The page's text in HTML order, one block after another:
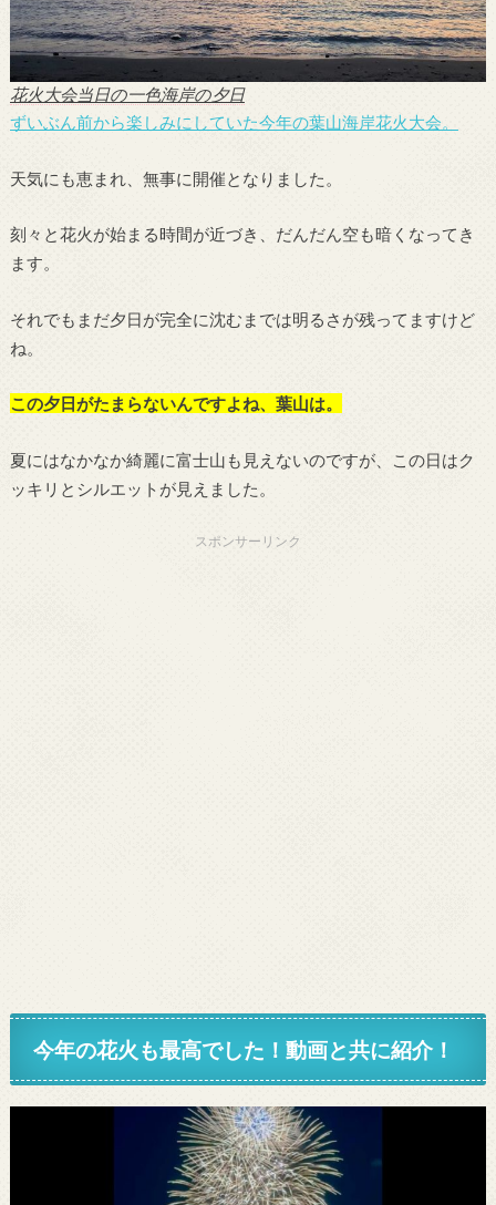
花火大会当日の一色海岸の夕日
ずいぶん前から楽しみにしていた今年の葉山海岸花火大会。
天気にも恵まれ、無事に開催となりました。
刻々と花火が始まる時間が近づき、だんだん空も暗くなってき
ます。
それでもまだ夕日が完全に沈むまでは明るさが残ってますけど
ね。
この夕日がたまらないんですよね、葉山は。
夏にはなかなか綺麗に富士山も見えないのですが、この日はク
ッキリとシルエットが見えました。
スポンサーリンク
今年の花火も最高でした！動画と共に紹介！